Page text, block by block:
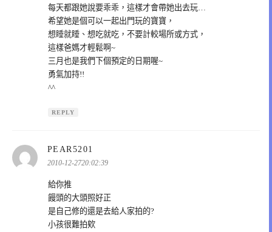
每天都跟她說要乖乖，這樣才會帶她出去玩…
希望她是個可以一起出門玩的寶寶，
想睡就睡、想吃就吃，不要計較場所或方式，
這樣爸媽才輕鬆啊~
三月也是我們下個預定的日期喔~
勇氣加持!!
^^
REPLY
PEAR5201
示:
2010-12-2720:02:39
給你推
饅頭的大頭照好正
是自己修的還是去給人家拍的?
小孩很難拍欸